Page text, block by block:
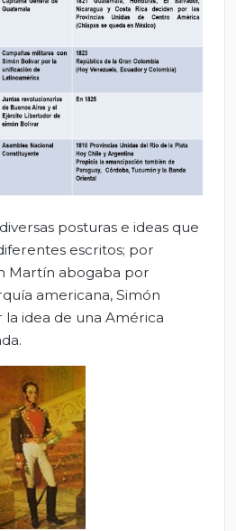
posturas e ideas que
escritos; por
Martín abogaba por
americana, Simón
idea de una América